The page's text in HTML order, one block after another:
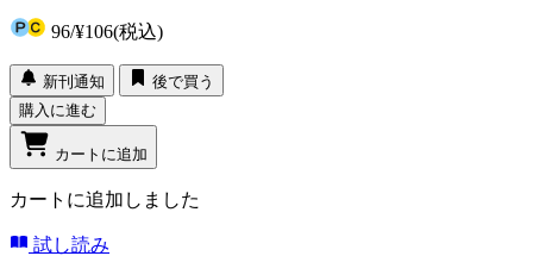
96/¥106(税込)
新刊通知
後で買う
購入に進む
カートに追加
カートに追加しました
試し読み